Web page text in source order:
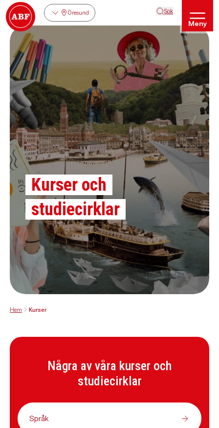
Öresund Sök
Meny
Kurser och
studiecirklar
Hem Kurser
Några av våra kurser och
studiecirklar
Språk